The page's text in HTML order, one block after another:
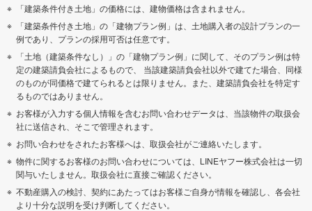
「建築条件付き土地」の価格には、建物価格は含まれません。
「建築条件付き土地」の「建物プラン例」は、土地購入者の設計プランの一
例であり、プランの採用可否は任意です。
「土地（建築条件なし）」の「建物プラン例」に関して、そのプラン例は特
定の建築請負会社によるもので、 当該建築請負会社以外で建てた場合、同様
のものが同価格で建てられるとは限りません。また、建築請負会社を特定す
るものではありません。
お客様が入力する個人情報を含むお問い合わせデータは、当該物件の取扱会
社に送信され、そこで管理されます。
お問い合わせをされたお客様へは、取扱会社がご連絡いたします。
物件に関するお客様のお問い合わせについては、LINEヤフー株式会社は一切
関与いたしません。取扱会社に直接ご確認ください。
不動産購入の検討、契約にあたってはお客様ご自身が情報を確認し、各会社
より十分な説明を受け判断してください。